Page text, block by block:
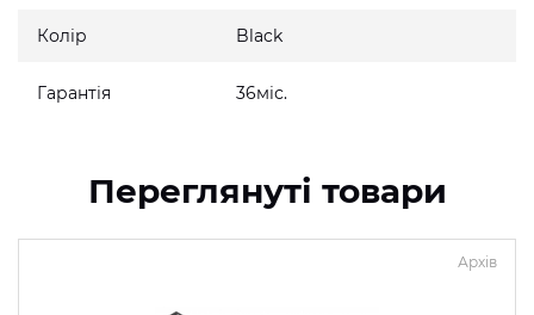
Колір Black
Гарантія 36міс.
Переглянуті товари
Архів